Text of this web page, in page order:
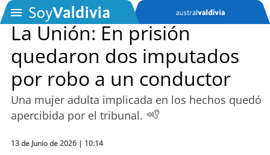
Podcast
La Unión: En prisión
quedaron dos imputados
por robo a un conductor
Una mujer adulta implicada en los hechos quedó
apercibida por el tribunal.
13 de Junio de 2026 | 10:14